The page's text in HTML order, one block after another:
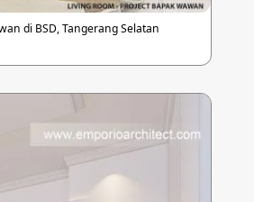
di BSD, Tangerang Selatan